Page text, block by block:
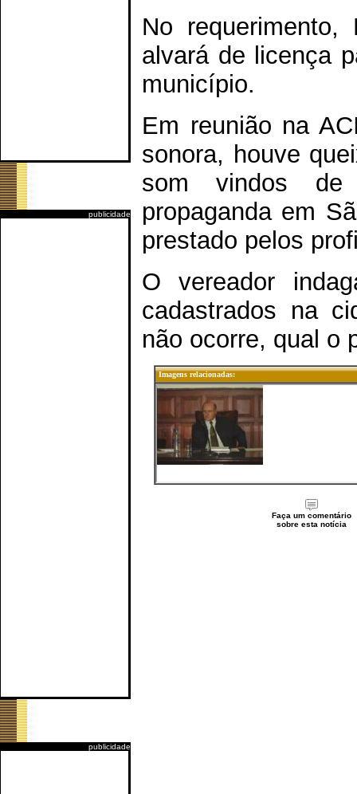
publicidade
publicidade
No
alvará de licença
município.
Em reunião na
sonora, houve
som vindos de
propaganda em
prestado pelos
O vereador
cadastrados na
não ocorre, qual o
Imagens relacionadas:
Faça um comentário
sobre esta notícia